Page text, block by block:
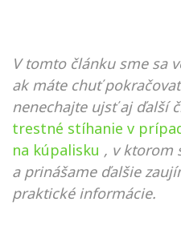
V tomto článku sme sa
ak máte chuť
nenechajte ujsť aj ďalší
trestné stíhanie v
na kúpalisku , v ktorom
a prinášame ďalšie
praktické informácie.